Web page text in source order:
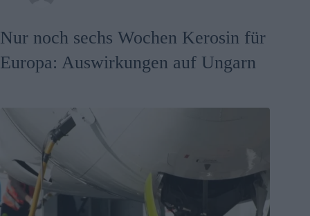
Nur noch sechs Wochen Kerosin für
Europa: Auswirkungen auf Ungarn